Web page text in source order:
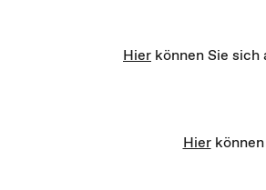
Hier können Sie
Hier